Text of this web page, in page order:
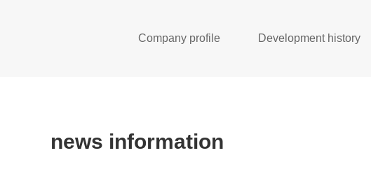
Company profile Development history
news information